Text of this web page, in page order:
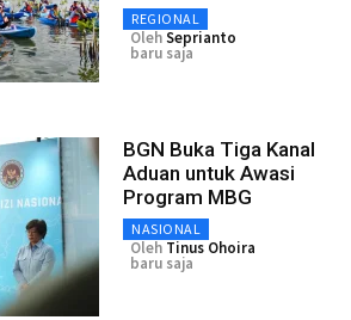
REGIONAL
OlehSeprianto
baru saja
BGN Buka Tiga Kanal
Aduan untuk Awasi
Program MBG
NASIONAL
Oleh Tinus Ohoira
baru saja